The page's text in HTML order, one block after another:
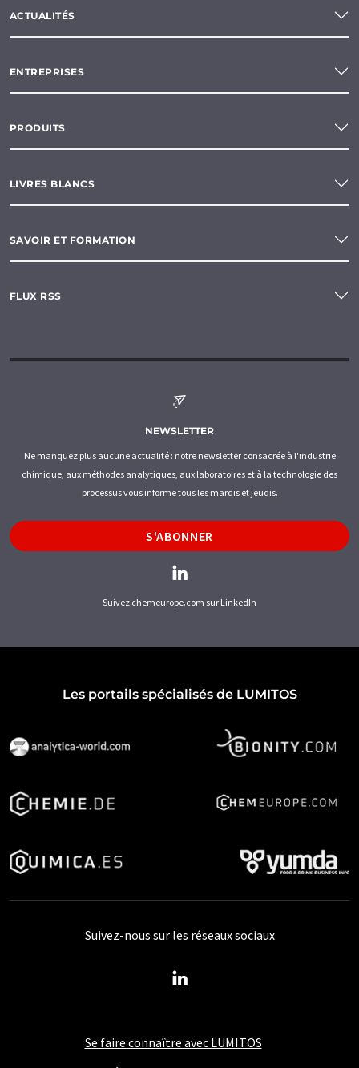
ACTUALITÉS
ENTREPRISES
PRODUITS
LIVRES BLANCS
SAVOIR ET FORMATION
FLUX RSS
NEWSLETTER
Ne manquez plus aucune actualité : notre newsletter consacrée à l'industrie
chimique, aux méthodes analytiques, aux laboratoires et à la technologie des
processus vous informe tous les mardis et jeudis.
S'ABONNER
Suivez chemeurope.com sur LinkedIn
Les portails spécialisés de LUMITOS
Se faire connaître avec LUMITOS
Suivez-nous sur les réseaux sociaux